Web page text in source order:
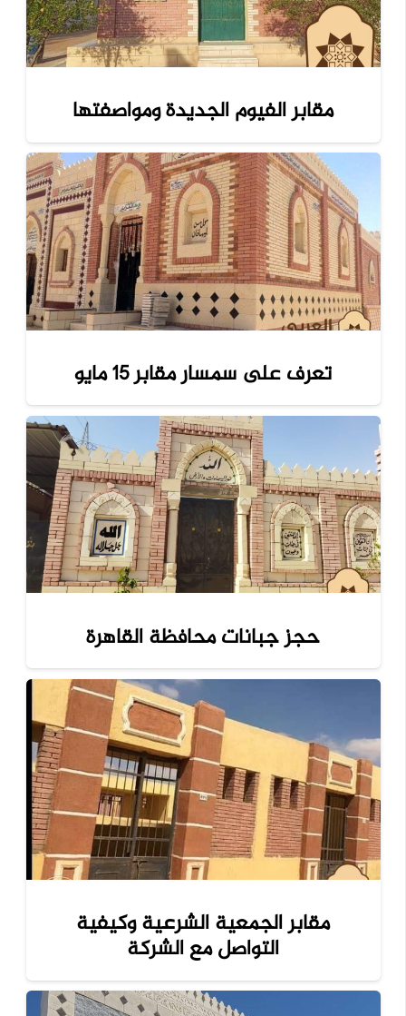
مقابر الفيوم الجديدة ومواصفتها
تعرف على سمسار مقابر 15 مايو
حجز جبانات محافظة القاهرة
مقابر الجمعية الشرعية وكيفية
التواصل مع الشركة